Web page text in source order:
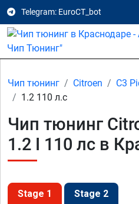
Telegram: EuroCT_bot
Чип тюнинг Citroen C3
1.2 110 л.с
Чип тюнинг
1.2 I 110 лс в
Stage 1 Stage 2